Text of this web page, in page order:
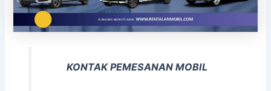
KONTAK PEMESANAN MOBIL